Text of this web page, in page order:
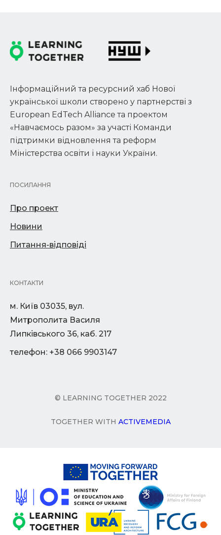
Інформаційний та ресурсний хаб Нової
української школи створено у партнерстві з
European EdTech Alliance та проектом
«Навчаємось разом» за участі Команди
підтримки відновлення та реформ
Міністерства освіти і науки України.
ПОСИЛАННЯ
Про проект
Новини
Питання-відповіді
КОНТАКТИ
м. Київ 03035, вул.
Митрополита Василя
Липківського 36, каб. 217
телефон: +38 066 9903147
© LEARNING TOGETHER 2022
TOGETHER WITH ACTIVEMEDIA